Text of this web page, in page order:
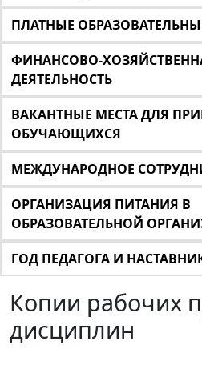
ПЛАТНЫЕ
ФИНАНСОВО-
ДЕЯТЕЛЬНОСТЬ
ВАКАНТНЫЕ МЕСТА ДЛЯ
ОБУЧАЮЩИХСЯ
МЕЖДУНАРОДНОЕ
ОРГАНИЗАЦИЯ ПИТАНИЯ В
ОБРАЗОВАТЕЛЬНОЙ
ГОД ПЕДАГОГА И
Копии рабочих
дисциплин